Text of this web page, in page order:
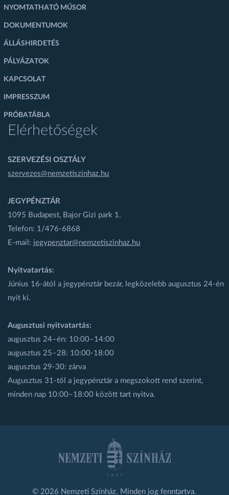
NYOMTATHATÓ MŰSOR
DOKUMENTUMOK
ÁLLÁSHIRDETÉS
PÁLYÁZATOK
KAPCSOLAT
IMPRESSZUM
PRÓBATÁBLA
Elérhetőségek
SZERVEZÉSI OSZTÁLY
szervezes@nemzetiszinhaz.hu
JEGYPÉNZTÁR
1095 Budapest, Bajor Gizi park 1.
Telefon: 1/476-6868
E-mail: jegypenztar@nemzetiszinhaz.hu
Nyitvatartás:
Június 16-ától a jegypénztár bezár, legközelebb augusztus 24-én
nyit ki.
Augusztusi nyitvatartás:
augusztus 24–én: 10:00–14:00
augusztus 25–28: 10:00-18:00
augusztus 29-30: zárva
Augusztus 31-től a jegypénztár a megszokott rend szerint,
minden nap 10:00–18:00 között tart nyitva.
© 2026 Nemzeti Színház. Minden jog fenntartva.